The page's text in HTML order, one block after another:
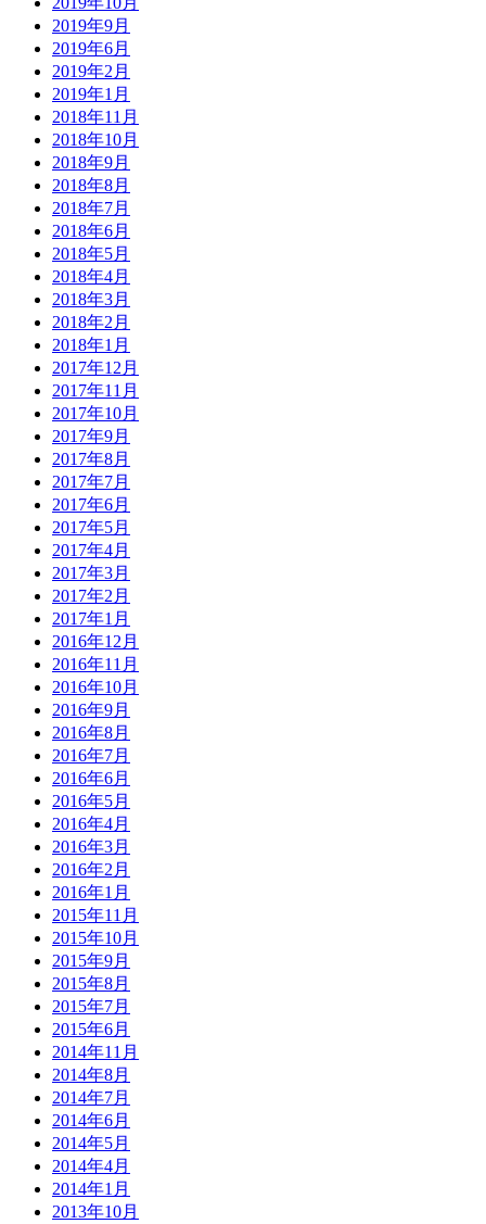
2019年9月
2019年6月
2019年2月
2019年1月
2018年11月
2018年10月
2018年9月
2018年8月
2018年7月
2018年6月
2018年5月
2018年4月
2018年3月
2018年2月
2018年1月
2017年12月
2017年11月
2017年10月
2017年9月
2017年8月
2017年7月
2017年6月
2017年5月
2017年4月
2017年3月
2017年2月
2017年1月
2016年12月
2016年11月
2016年10月
2016年9月
2016年8月
2016年7月
2016年6月
2016年5月
2016年4月
2016年3月
2016年2月
2016年1月
2015年11月
2015年10月
2015年9月
2015年8月
2015年7月
2015年6月
2014年11月
2014年8月
2014年7月
2014年6月
2014年5月
2014年4月
2014年1月
2013年10月